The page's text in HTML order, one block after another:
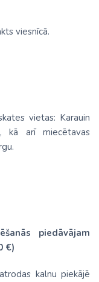
viesnīcā.
vietas: Karauin
kā arī miecētavas
piedāvājam
€)
kalnu piekājē